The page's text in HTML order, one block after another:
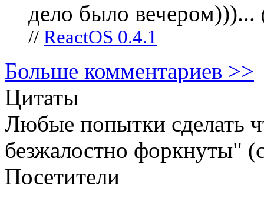
дело было вечером)))...
// ReactOS 0.4.1
Больше комментариев >>
Цитаты
Любые попытки сделать
безжалостно форкнуты"
Посетители